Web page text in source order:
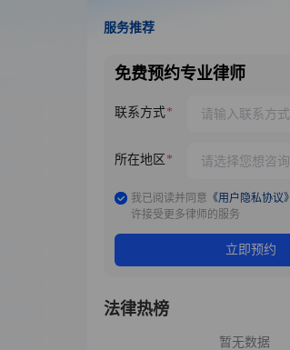
服务推荐
免费预约专业律师
联系方式
所在地区
我已阅读并同意 《用户隐私协议》
许接受更多律师的服务
立即预约
法律热榜
暂无数据